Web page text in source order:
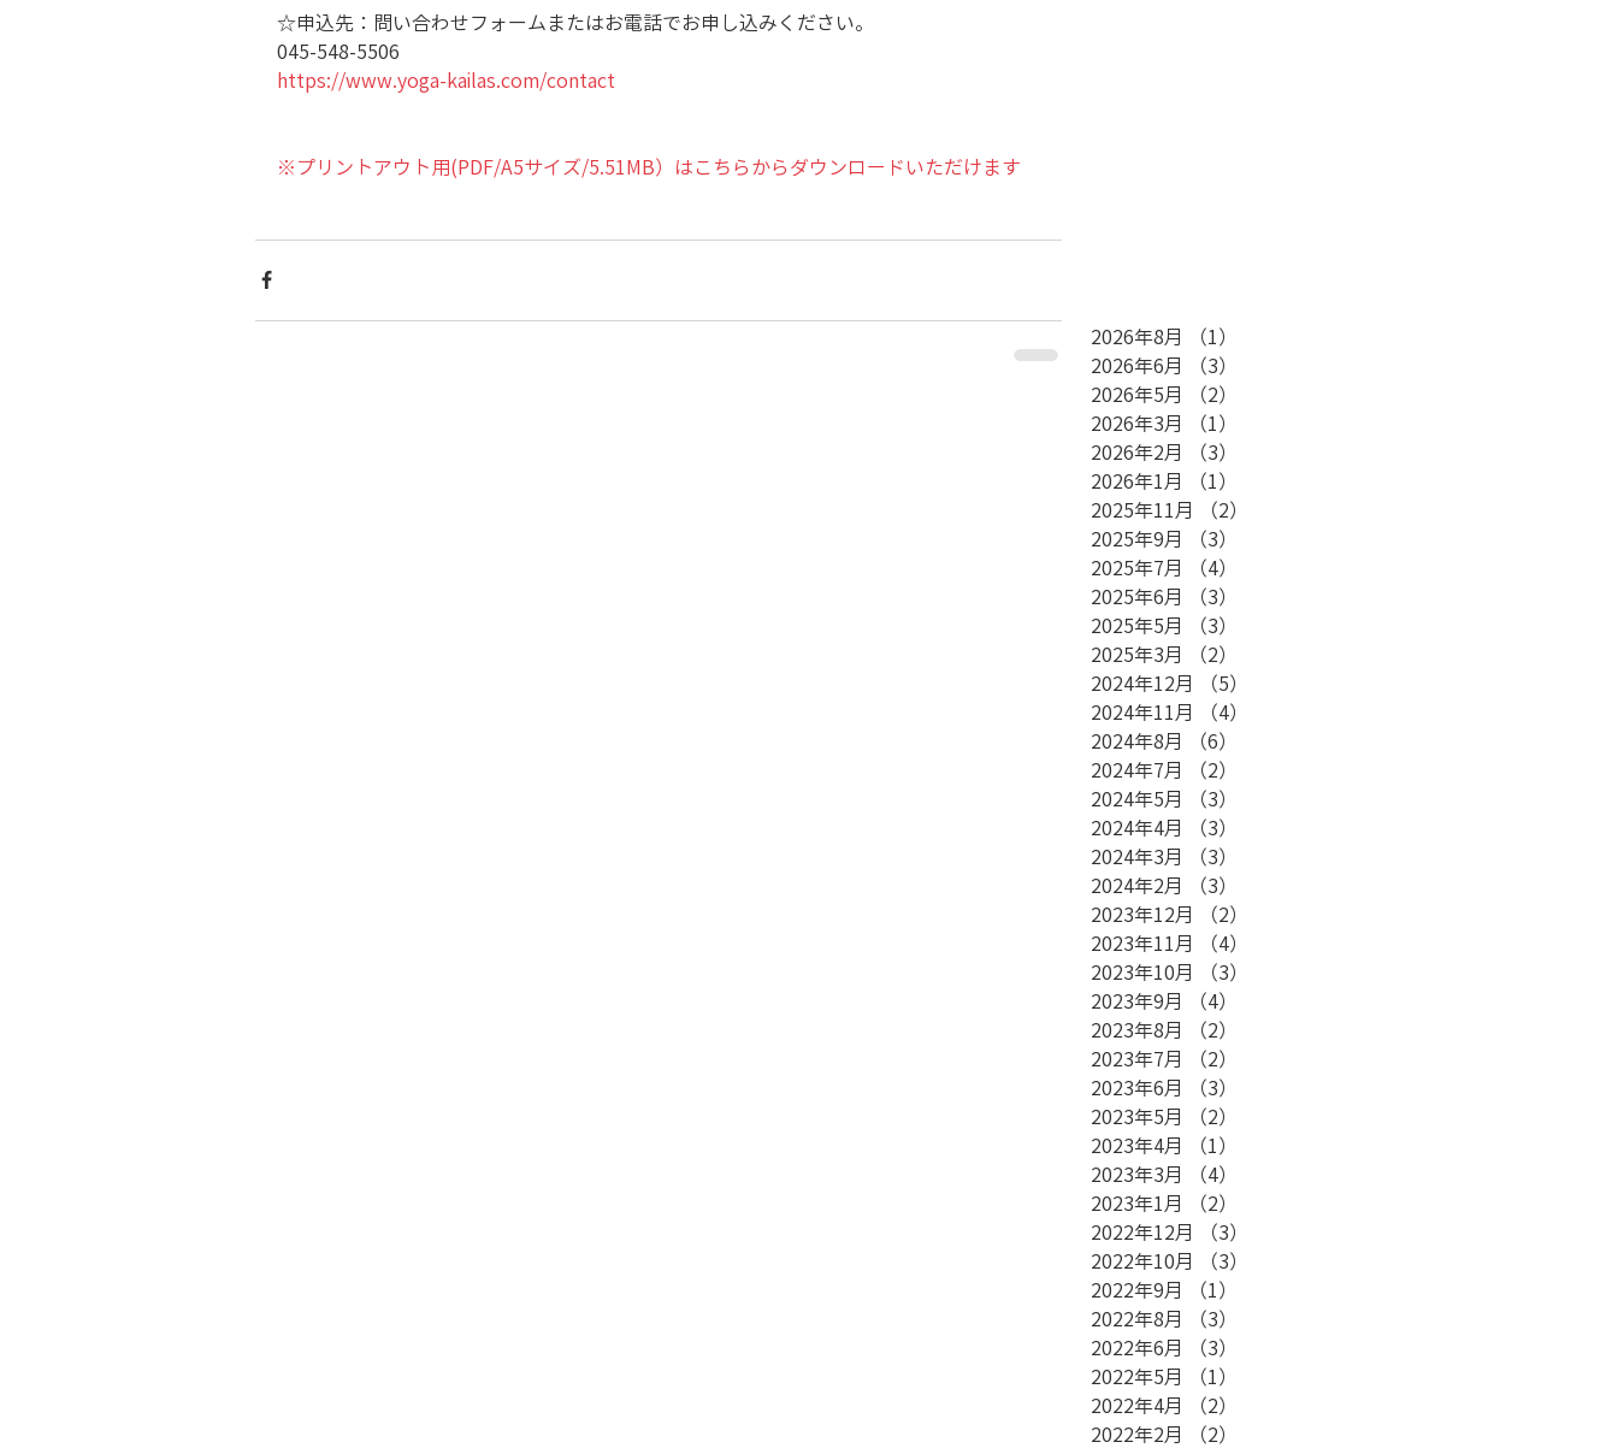
☆申込先：問い合わせフォームまたはお電話でお申し込みください。
045-548-5506
https://www.yoga-kailas.com/contact
※プリントアウト用(PDF/A5サイズ/5.51MB）はこちらからダウンロードいただけます
2026年8月 （1）
2026年6月
（3）
2026年5月
（2）
2026年3月
（1）
2026年2月
（3）
2026年1月
（1）
2025年11月
（2）
2025年9月
（3）
2025年7月
（4）
2025年6月
（3）
2025年5月
（3）
2025年3月
（2）
2024年12月
（5）
2024年11月
（4）
2024年8月
（6）
2024年7月
（2）
2024年5月
（3）
2024年4月
（3）
2024年3月
（3）
2024年2月
（3）
2023年12月
（2）
2023年11月
（4）
2023年10月
（3）
2023年9月
（4）
2023年8月
（2）
2023年7月
（2）
2023年6月
（3）
2023年5月
（2）
2023年4月
（1）
2023年3月
（4）
2023年1月
（2）
2022年12月
（3）
2022年10月
（3）
2022年9月
（1）
2022年8月
（3）
2022年6月
（3）
2022年5月
（1）
2022年4月
（2）
2022年2月
（2）